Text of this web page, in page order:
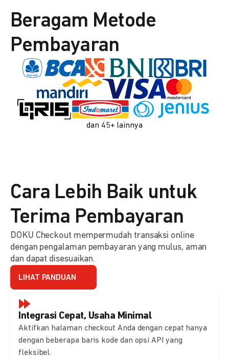
Beragam Metode
Pembayaran
dan 45+ lainnya
Integrasi Cepat, Usaha Minimal
Aktifkan halaman checkout Anda dengan cepat hanya
dengan beberapa baris kode dan opsi API yang
fleksibel.
Cara Lebih Baik untuk
Terima Pembayaran
DOKU Checkout mempermudah transaksi online
dengan pengalaman pembayaran yang mulus, aman
dan dapat disesuaikan.
LIHAT PANDUAN